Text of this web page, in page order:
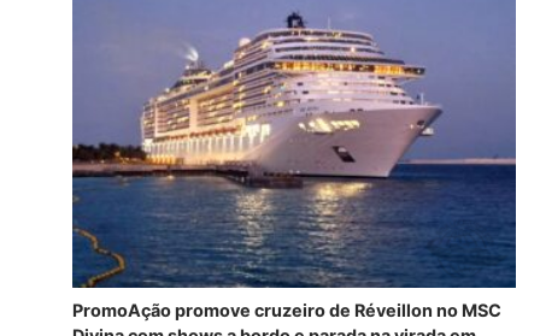
PromoAção promove cruzeiro de Réveillon no MSC